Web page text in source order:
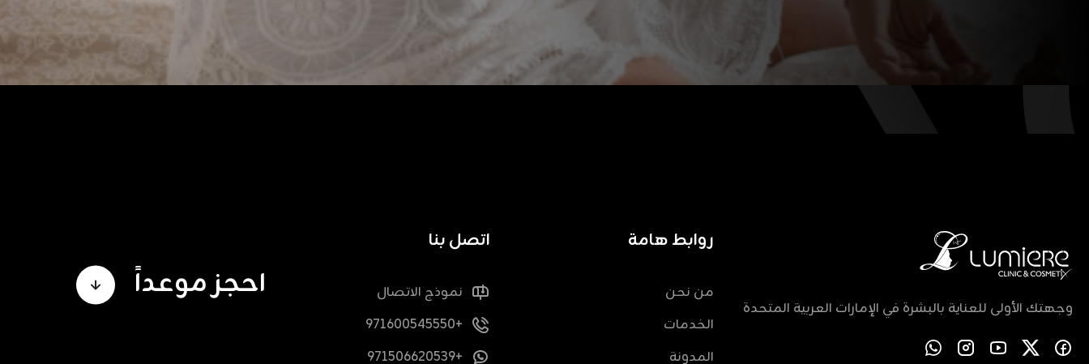
وجهتك الأولى للعناية بالبشرة في الإمارات العربية المتحدة
روابط هامة
من نحن
الخدمات
المدونة
اتصل بنا
نموذج الاتصال
+971600545550
+971506620539
احجز موعداً